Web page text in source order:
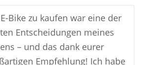
Bike zu kaufen war eine der
Entscheidungen meines
– und das dank eurer
Empfehlung! Ich habe